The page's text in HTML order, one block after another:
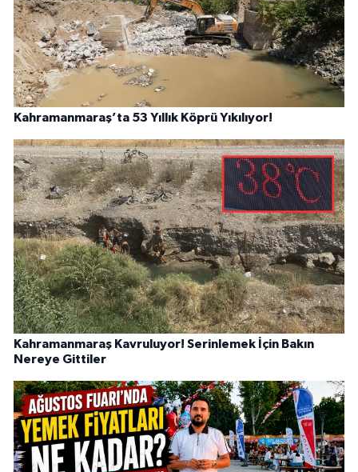
Kahramanmaraş’ta 53 Yıllık Köprü Yıkılıyor!
Kahramanmaraş Kavruluyor! Serinlemek İçin Bakın
Nereye Gittiler